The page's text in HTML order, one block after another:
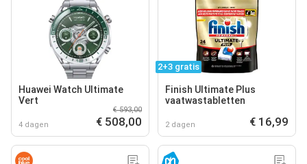
Huawei Watch Ultimate
Vert
4 dagen
€ 593,00
€ 508,00
2+3 gratis
Finish Ultimate Plus
vaatwastabletten
2 dagen € 16,99